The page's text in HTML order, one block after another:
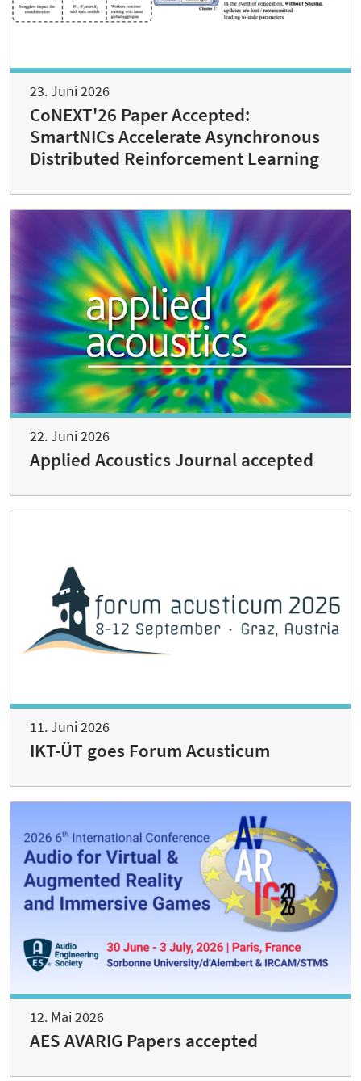
23. Juni 2026
CoNEXT'26 Paper Accepted:
SmartNICs Accelerate Asynchronous
Distributed Reinforcement Learning
22. Juni 2026
Applied Acoustics Journal accepted
11. Juni 2026
IKT-ÜT goes Forum Acusticum
12. Mai 2026
AES AVARIG Papers accepted